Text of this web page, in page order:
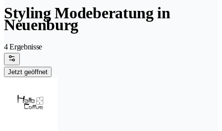
Styling Modeberatung in
Neuenburg
4 Ergebnisse
Jetzt geöffnet